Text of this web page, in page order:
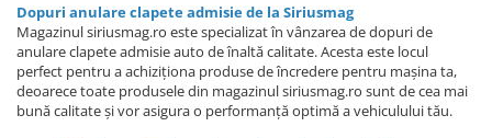
Dopuri anulare clapete admisie de la Siriusmag
Magazinul siriusmag.ro este specializat în vânzarea de dopuri de
anulare clapete admisie auto de înaltă calitate. Acesta este locul
perfect pentru a achiziționa produse de încredere pentru mașina ta,
deoarece toate produsele din magazinul siriusmag.ro sunt de cea mai
bună calitate și vor asigura o performanță optimă a vehiculului tău.